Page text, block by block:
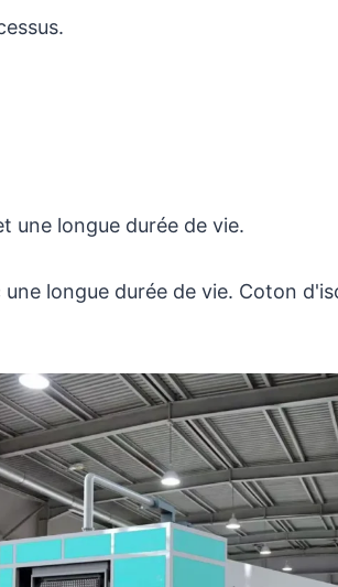
une longue durée de vie.
longue durée de vie. Coton